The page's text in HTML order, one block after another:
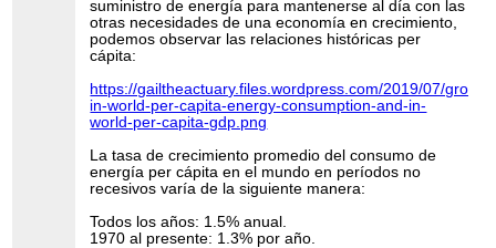
suministro de energía para mantenerse al día con las
otras necesidades de una economía en crecimiento,
podemos observar las relaciones históricas per
cápita:
https://gailtheactuary.files.wordpress.com/2019/07/
in-world-per-capita-energy-consumption-and-in-
world-per-capita-gdp.png
La tasa de crecimiento promedio del consumo de
energía per cápita en el mundo en períodos no
recesivos varía de la siguiente manera:
Todos los años: 1.5% anual.
1970 al presente: 1.3% por año.